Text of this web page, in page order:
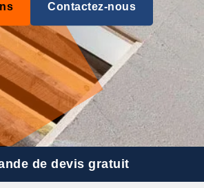
Contactez-nous
de devis gratuit